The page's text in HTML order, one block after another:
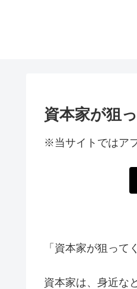
資本家が狙
※当サイトではア
「資本家が狙って
資本家は、身近な